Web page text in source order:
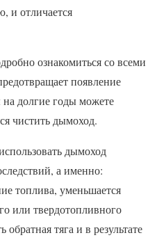
и отличается
ознакомиться со всеми
появление
долгие годы можете
чистить дымоход.
дымоход
а именно:
топлива, уменьшается
или твердотопливного
тяга и в результате